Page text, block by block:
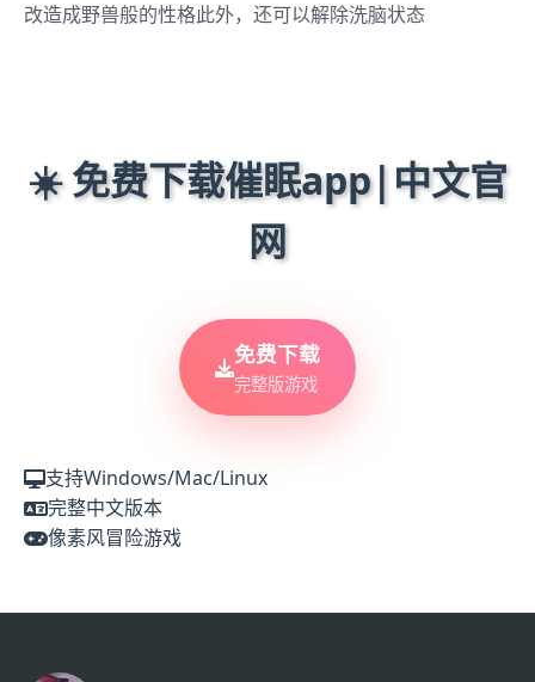
改造成野兽般的性格此外，还可以解除洗脑状态
☀️ 免费下载催眠app|中文官
网
免费下载
完整版游戏
支持Windows/Mac/Linux
完整中文版本
像素风冒险游戏